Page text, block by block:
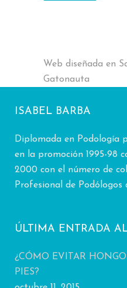
Web diseñada en
Gatonauta
ISABEL BARBA
Diplomada en Podología
en la promoción 1995-98
2000 con el número de
Profesional de Podólogos
ÚLTIMA ENTRADA
¿CÓMO EVITAR
PIES?